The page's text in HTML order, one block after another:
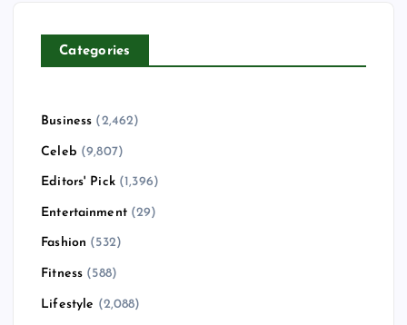
Categories
Business (2,462)
Celeb (9,807)
Editors' Pick(1,396)
Entertainment(29)
Fashion (532)
Fitness (588)
Lifestyle (2,088)